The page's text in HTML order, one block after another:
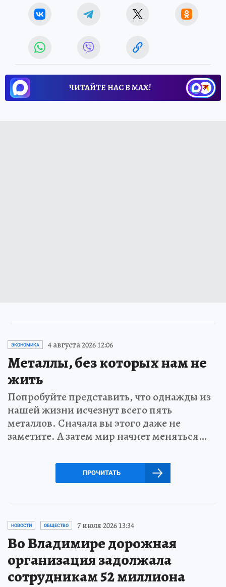
ЧИТАЙТЕ НАС В МАХ!
ЭКОНОМИКА 4 августа 2026 12:06
Металлы, без которых нам не
жить
Попробуйте представить, что однажды из
нашей жизни исчезнут всего пять
металлов. Сначала вы этого даже не
заметите. А затем мир начнет меняться…
ПРОЧИТАТЬ
НОВОСТИ ОБЩЕСТВО 7 июля 2026 13:34
Во Владимире дорожная
организация задолжала
сотрудникам 52 миллиона